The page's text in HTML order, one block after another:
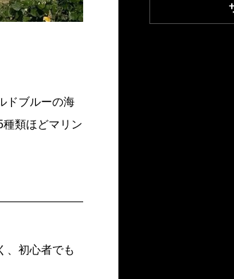
ドブルーの海
類ほどマリン
、初心者でも